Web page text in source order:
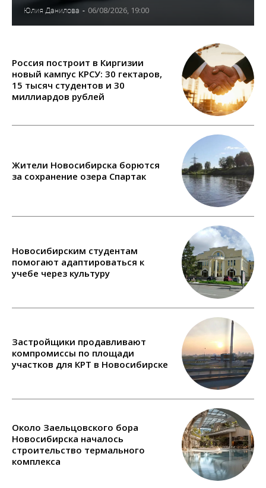
Юлия Данилова - 06/08/2026, 19:00
Россия построит в Киргизии
новый кампус КРСУ: 30 гектаров,
15 тысяч студентов и 30
миллиардов рублей
Жители Новосибирска борются
за сохранение озера Спартак
Новосибирским студентам
помогают адаптироваться к
учебе через культуру
Застройщики продавливают
компромиссы по площади
участков для КРТ в Новосибирске
Около Заельцовского бора
Новосибирска началось
строительство термального
комплекса